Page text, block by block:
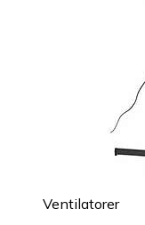
Ventilatorer